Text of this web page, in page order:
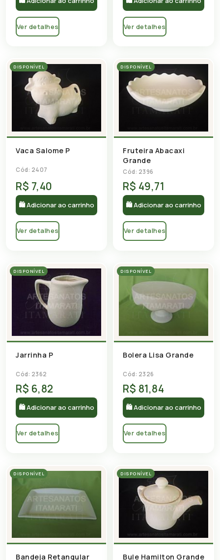
Ver detalhes Ver detalhes
DISPONÍVEL
Vaca Salome P
Cód: 2407
R$ 7,40
🛍 Adicionar ao carrinho
Ver detalhes
DISPONÍVEL
Fruteira Abacaxi
Grande
Cód: 2396
R$ 49,71
🛍 Adicionar ao carrinho
Ver detalhes
DISPONÍVEL
Jarrinha P
Cód: 2362
R$ 6,82
🛍 Adicionar ao carrinho
Ver detalhes
DISPONÍVEL
Bolera Lisa Grande
Cód: 2326
R$ 81,84
🛍 Adicionar ao carrinho
Ver detalhes
DISPONÍVEL
Bandeja Retangular
DISPONÍVEL
Bule Hamilton Grande